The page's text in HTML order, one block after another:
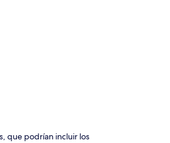
que podrían incluir los